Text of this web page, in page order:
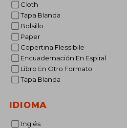
Cloth
Tapa Blanda
Bolsillo
Paper
Copertina Flessibile
Encuadernación En Espiral
Libro En Otro Formato
Tapa Blanda
IDIOMA
Inglés